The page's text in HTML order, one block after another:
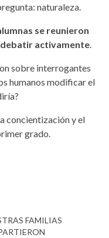
naturaleza.
se reunieron
debatir activamente
sobre interrogantes
humanos modificar el
concientización y el
grado.
FAMILIAS